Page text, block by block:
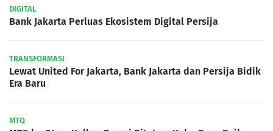
DIGITAL
Bank Jakarta Perluas Ekosistem Digital Persija
TRANSFORMASI
Lewat United For Jakarta, Bank Jakarta dan Persija Bidik
Era Baru
MTQ